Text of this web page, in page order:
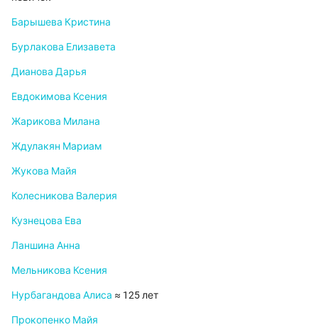
Барышева Кристина
Бурлакова Елизавета
Дианова Дарья
Евдокимова Ксения
Жарикова Милана
Ждулакян Мариам
Жукова Майя
Колесникова Валерия
Кузнецова Ева
Ланшина Анна
Мельникова Ксения
Нурбагандова Алиса ≈ 125 лет
Прокопенко Майя